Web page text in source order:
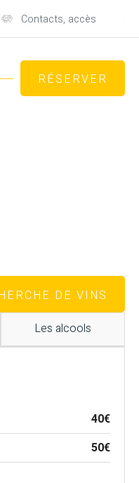
Contacts, accès
RÉSERVER
DE VINS
Les alcools
40€
50€